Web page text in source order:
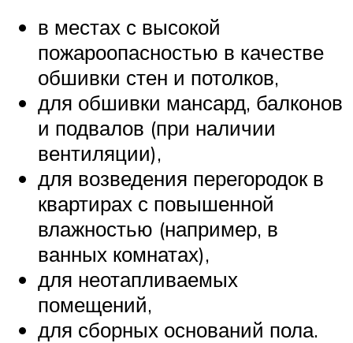
в местах с высокой
пожароопасностью в качестве
обшивки стен и потолков,
для обшивки мансард, балконов
и подвалов (при наличии
вентиляции),
для возведения перегородок в
квартирах с повышенной
влажностью (например, в
ванных комнатах),
для неотапливаемых
помещений,
для сборных оснований пола.